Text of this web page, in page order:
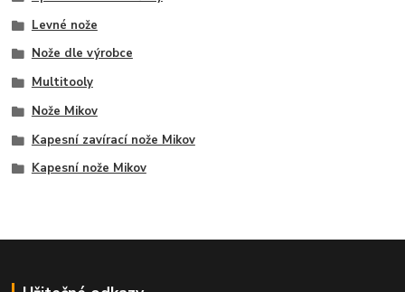
Levné nože
Nože dle výrobce
Multitooly
Nože Mikov
Kapesní zavírací nože Mikov
Kapesní nože Mikov